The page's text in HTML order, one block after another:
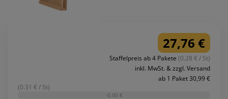
27,76 €
Staffelpreis ab 4 Pakete (0.28 € / St)
inkl. MwSt. & zzgl. Versand
ab 1 Paket 30,99 €
(0.31 € / St)
-0,00 €